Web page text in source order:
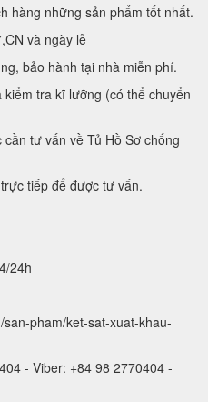
hàng những sản phẩm tốt nhất.
và ngày lễ
bảo hành tại nhà miễn phí.
tra kĩ lưỡng (có thể chuyển
tư vấn về Tủ Hồ Sơ chống
tiếp để được tư vấn.
24h
pham/ket-sat-xuat-khau-
- Viber: +84 98 2770404 -